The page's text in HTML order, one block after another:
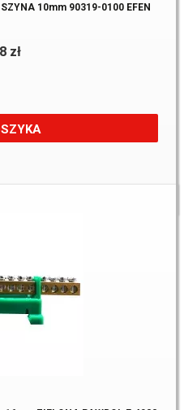
10mm 90319-0100 EFEN
zł
18 szt